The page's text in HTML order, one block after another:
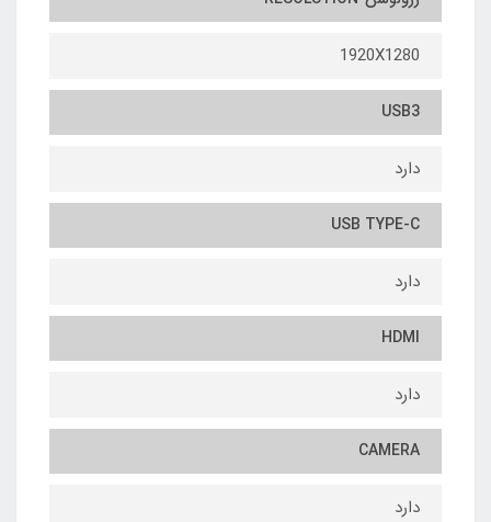
1920X1280
USB3
دارد
USB TYPE-C
دارد
HDMI
دارد
CAMERA
دارد